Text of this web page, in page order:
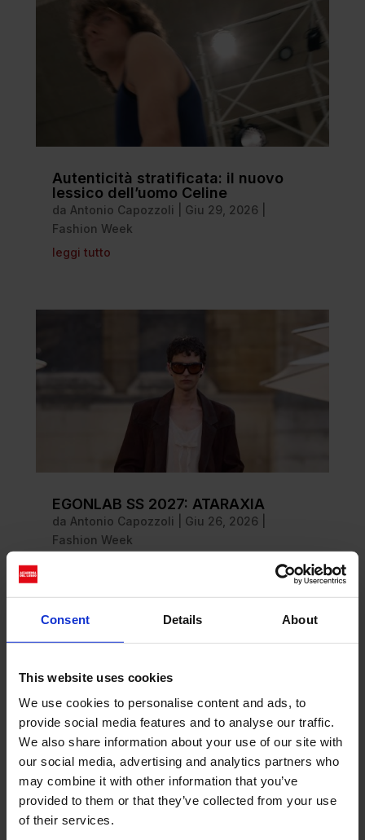
Consent Details About
This website uses cookies
We use cookies to personalise content and ads, to
provide social media features and to analyse our traffic.
We also share information about your use of our site with
our social media, advertising and analytics partners who
may combine it with other information that you’ve
provided to them or that they’ve collected from your use
of their services.
Autenticità stratificata: il nuovo
lessico dell’uomo Celine
da Antonio Capozzoli Giu 29, 2026
Fashion Week
leggi tutto
EGONLAB SS 2027: ATARAXIA
da Antonio Capozzoli Giu 26, 2026
Fashion Week
I mondi onirici di Dries Van Noten:
fantasie mitologiche en plein air